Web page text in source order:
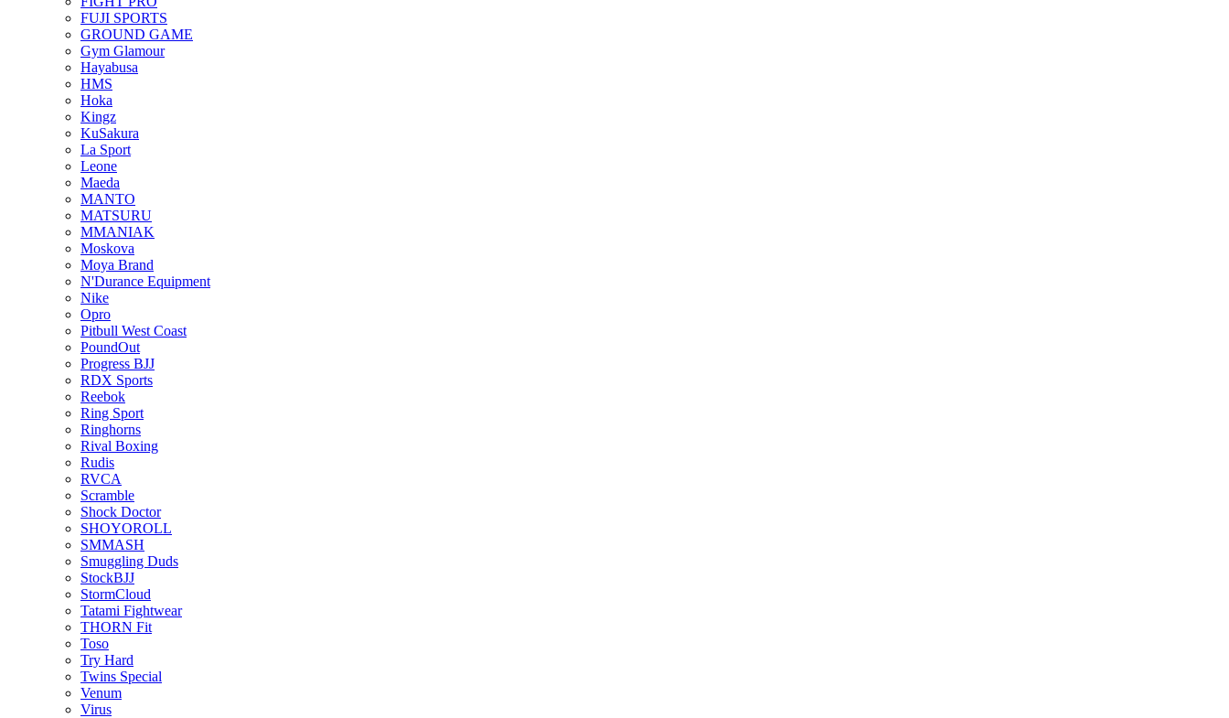
FUJI SPORTS
GROUND GAME
Gym Glamour
Hayabusa
HMS
Hoka
Kingz
KuSakura
La Sport
Leone
Maeda
MANTO
MATSURU
MMANIAK
Moskova
Moya Brand
N'Durance Equipment
Nike
Opro
Pitbull West Coast
PoundOut
Progress BJJ
RDX Sports
Reebok
Ring Sport
Ringhorns
Rival Boxing
Rudis
RVCA
Scramble
Shock Doctor
SHOYOROLL
SMMASH
Smuggling Duds
StockBJJ
StormCloud
Tatami Fightwear
THORN Fit
Toso
Try Hard
Twins Special
Venum
Virus